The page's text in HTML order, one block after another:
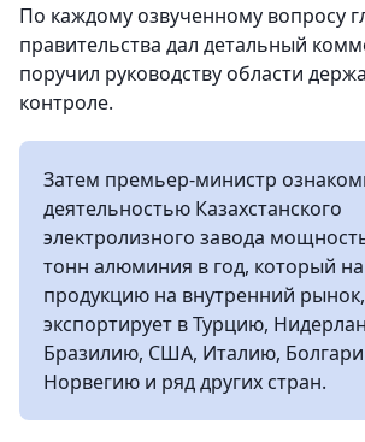
По каждому озвученному вопросу
правительства дал детальный
поручил руководству области
контроле.
Затем премьер-министр
деятельностью Казахстанского
электролизного завода
тонн алюминия в год, который
продукцию на внутренний
экспортирует в Турцию,
Бразилию, США, Италию,
Норвегию и ряд других стран.